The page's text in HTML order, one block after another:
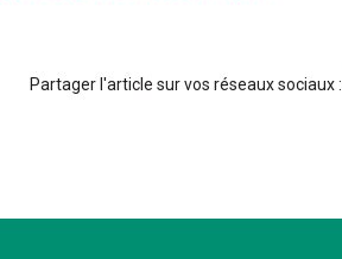
Partager l'article sur vos réseaux sociaux :